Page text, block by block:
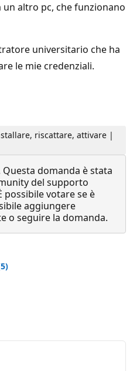
altro pc, che funzionano
universitario che ha
le mie credenziali.
riscattare, attivare |
Questa domanda è stata
del supporto
votare se è
aggiungere
o seguire la domanda.